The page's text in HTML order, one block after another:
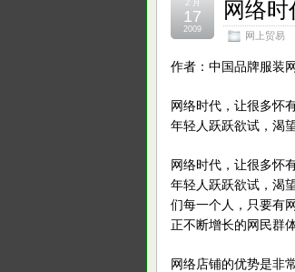
网络
网上贸易
2 月
17
2009
作者：中国品牌服装
网络时代，让很多怀
年轻人跃跃欲试，渴
网络时代，让很多怀
年轻人跃跃欲试，渴
们每一个人，只要有
正不断增长的网民群
网络店铺的优势是非